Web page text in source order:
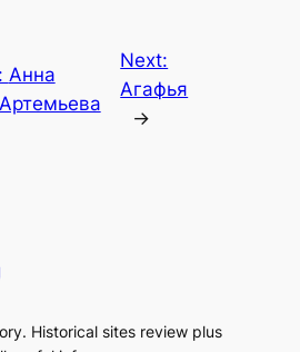
Анна
Next:
Агафья
→
Historical sites review plus